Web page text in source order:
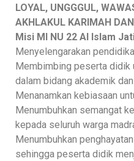
LOYAL, UNGGGUL,
AKHLAKUL KARIMAH
Misi MI NU 22 Al Islam
Menyelengarakan
Membimbing peserta didik
dalam bidang akademik
Menanamkan kebiasaan
Menumbuhkan semangat
kepada seluruh warga
Menumbuhkan
sehingga peserta didik